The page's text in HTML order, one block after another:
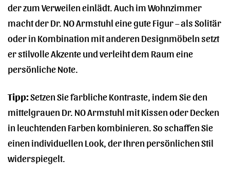
der zum Verweilen einlädt. Auch im Wohnzimmer
macht der Dr. NO Armstuhl eine gute Figur – als Solitär
oder in Kombination mit anderen Designmöbeln setzt
er stilvolle Akzente und verleiht dem Raum eine
persönliche Note.
Tipp:Setzen Sie farbliche Kontraste, indem Sie den
mittelgrauen Dr. NO Armstuhl mit Kissen oder Decken
in leuchtenden Farben kombinieren. So schaffen Sie
einen individuellen Look, der Ihren persönlichen Stil
widerspiegelt.